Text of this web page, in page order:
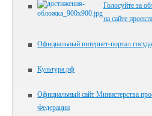
Голосуйте за
на сайте
Официальный интернет-портал
Культура.рф
Официальный сайт Министерства
Федерации